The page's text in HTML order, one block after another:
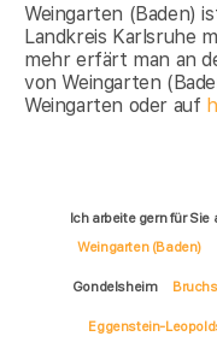
Weingarten (Baden)
Landkreis Karlsruhe
mehr erfärt man an
von Weingarten
Weingarten oder auf
Ich arbeite gern für Sie
Weingarten (Baden)
Gondelsheim
Eggenstein-